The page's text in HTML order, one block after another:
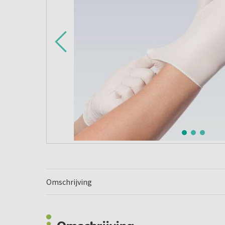
Omschrijving